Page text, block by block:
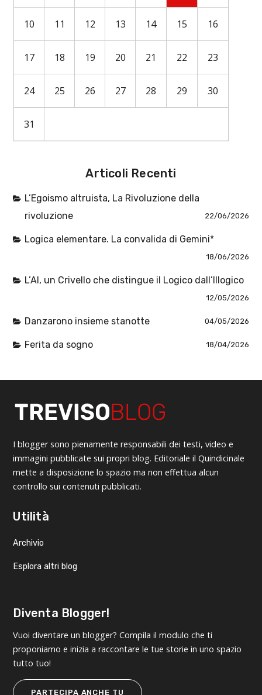
10 11 12 13 14 15 16
17 18 19 20 21 22 23
24 25 26 27 28 29 30
31
Articoli Recenti
L’Egoismo altruista, La Rivoluzione della
rivoluzione
22/06/2026
Logica elementare. La convalida di Gemini*
18/06/2026
L’AI, un Crivello che distingue il Logico dall’Illogico
12/05/2026
Danzarono insieme stanotte 04/05/2026
Ferita da sogno 18/04/2026
I blogger sono pienamente responsabili dei testi, video e
immagini pubblicate sui propri blog. Editoriale il Quindicinale
mette a disposizione lo spazio ma non effettua alcun
controllo sui contenuti pubblicati.
Utilità
Archivio
Esplora altri blog
Diventa Blogger!
Vuoi diventare un blogger? Compila il modulo che ti
proponiamo e inizia a raccontare le tue storie in uno spazio
tutto tuo!
PARTECIPA ANCHE TU